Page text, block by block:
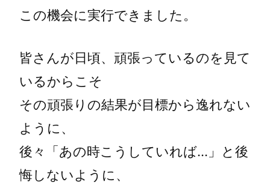
この機会に実行できました。
皆さんが日頃、頑張っているのを見て
いるからこそ
その頑張りの結果が目標から逸れない
ように、
後々「あの時こうしていれば…」と後
悔しないように、